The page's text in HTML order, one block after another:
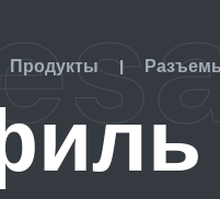
Продукты |